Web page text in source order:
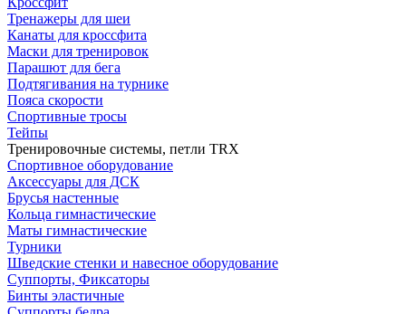
Тренажеры для шеи
Канаты для кроссфита
Маски для тренировок
Парашют для бега
Подтягивания на турнике
Пояса скорости
Спортивные тросы
Тейпы
Тренировочные системы, петли TRX
Спортивное оборудование
Аксессуары для ДСК
Брусья настенные
Кольца гимнастические
Маты гимнастические
Турники
Шведские стенки и навесное оборудование
Суппорты, Фиксаторы
Бинты эластичные